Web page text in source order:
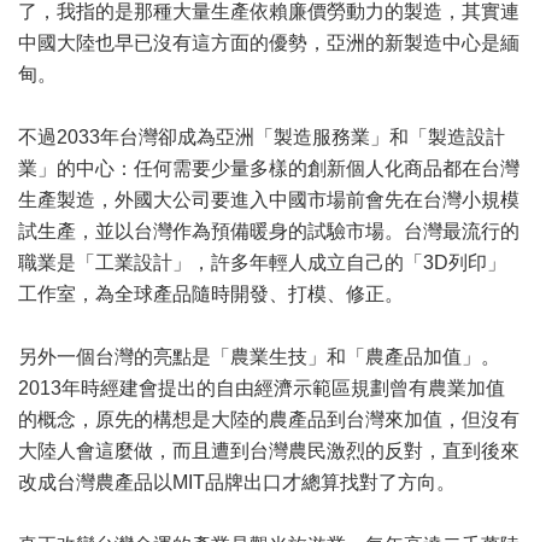
了，我指的是那種大量生產依賴廉價勞動力的製造，其實連
中國大陸也早已沒有這方面的優勢，亞洲的新製造中心是緬
甸。
不過2033年台灣卻成為亞洲「製造服務業」和「製造設計
業」的中心：任何需要少量多樣的創新個人化商品都在台灣
生產製造，外國大公司要進入中國市場前會先在台灣小規模
試生產，並以台灣作為預備暖身的試驗市場。台灣最流行的
職業是「工業設計」，許多年輕人成立自己的「3D列印」
工作室，為全球產品隨時開發、打模、修正。
另外一個台灣的亮點是「農業生技」和「農產品加值」。
2013年時經建會提出的自由經濟示範區規劃曾有農業加值
的概念，原先的構想是大陸的農產品到台灣來加值，但沒有
大陸人會這麼做，而且遭到台灣農民激烈的反對，直到後來
改成台灣農產品以MIT品牌出口才總算找對了方向。